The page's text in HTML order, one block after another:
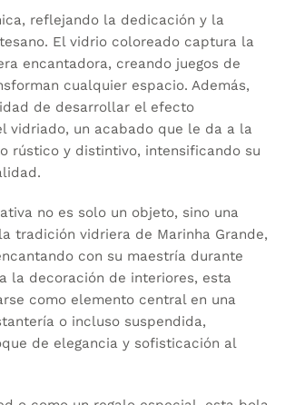
reflejando la dedicación y la
El vidrio coloreado captura la
encantadora, creando juegos de
cualquier espacio. Además,
de desarrollar el efecto
vidriado, un acabado que le da a la
rústico y distintivo, intensificando su
no es solo un objeto, sino una
tradición vidriera de Marinha Grande,
con su maestría durante
la decoración de interiores, esta
como elemento central en una
o incluso suspendida,
de elegancia y sofisticación al